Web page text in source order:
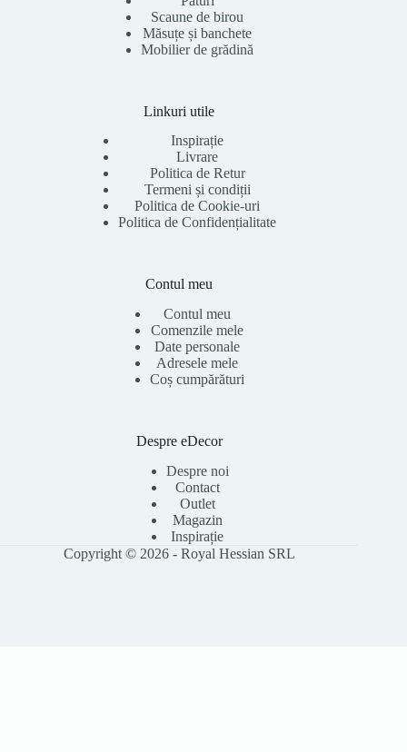
Scaune de birou
Măsuțe și banchete
Mobilier de grădină
Linkuri utile
Inspirație
Livrare
Politica de Retur
Termeni și condiții
Politica de Cookie-uri
Politica de Confidențialitate
Contul meu
Contul meu
Comenzile mele
Date personale
Adresele mele
Coș cumpărături
Despre eDecor
Despre noi
Contact
Outlet
Magazin
Inspirație
Copyright © 2026 - Royal Hessian SRL